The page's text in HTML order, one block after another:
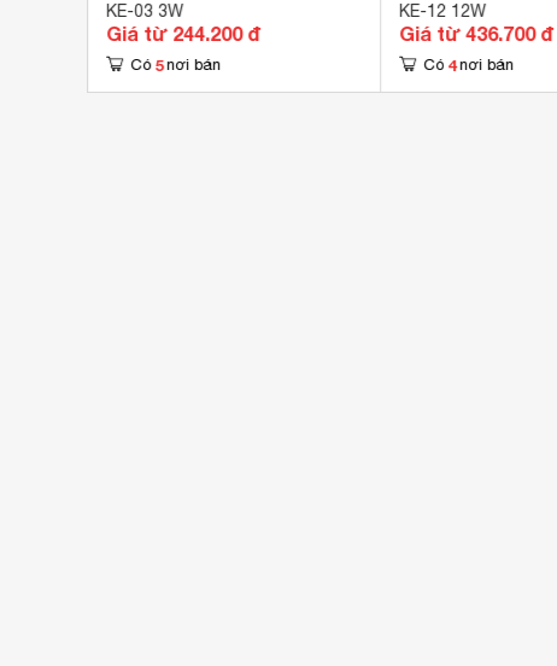
KE-03 3W
Giá từ 244.200 đ
Có 5 nơi bán
KE-12 12W
Giá từ 436.700 đ
Có 4 nơi bán